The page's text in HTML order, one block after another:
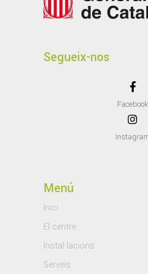
Segueix-nos
Facebook
Menú
Inici
El centre
Instal·lacions
Serveis